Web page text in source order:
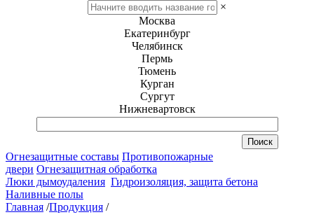
×
Москва
Екатеринбург
Челябинск
Пермь
Тюмень
Курган
Сургут
Нижневартовск
Огнезащитные составы Противопожарные
двери Огнезащитная обработка
Люки дымоудаления Гидроизоляция, защита бетона
Наливные полы
Главная /Продукция /